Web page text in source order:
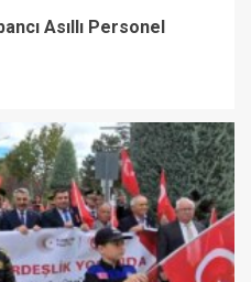
Asıllı Personel